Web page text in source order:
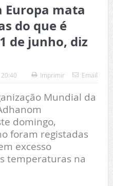
Europa mata
do que é
de junho, diz
Imprimir Email
Mundial da
domingo,
foram registadas
excesso
temperaturas na